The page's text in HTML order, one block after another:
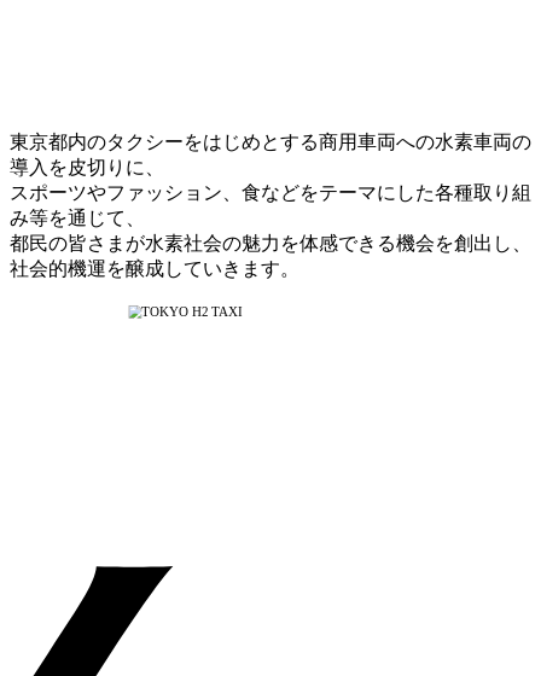
東京都内のタクシーをはじめとする商用車両への水素車両の
導入を皮切りに、
スポーツやファッション、食などをテーマにした各種取り組
み等を通じて、
都民の皆さまが水素社会の魅力を体感できる機会を創出し、
社会的機運を醸成していきます。